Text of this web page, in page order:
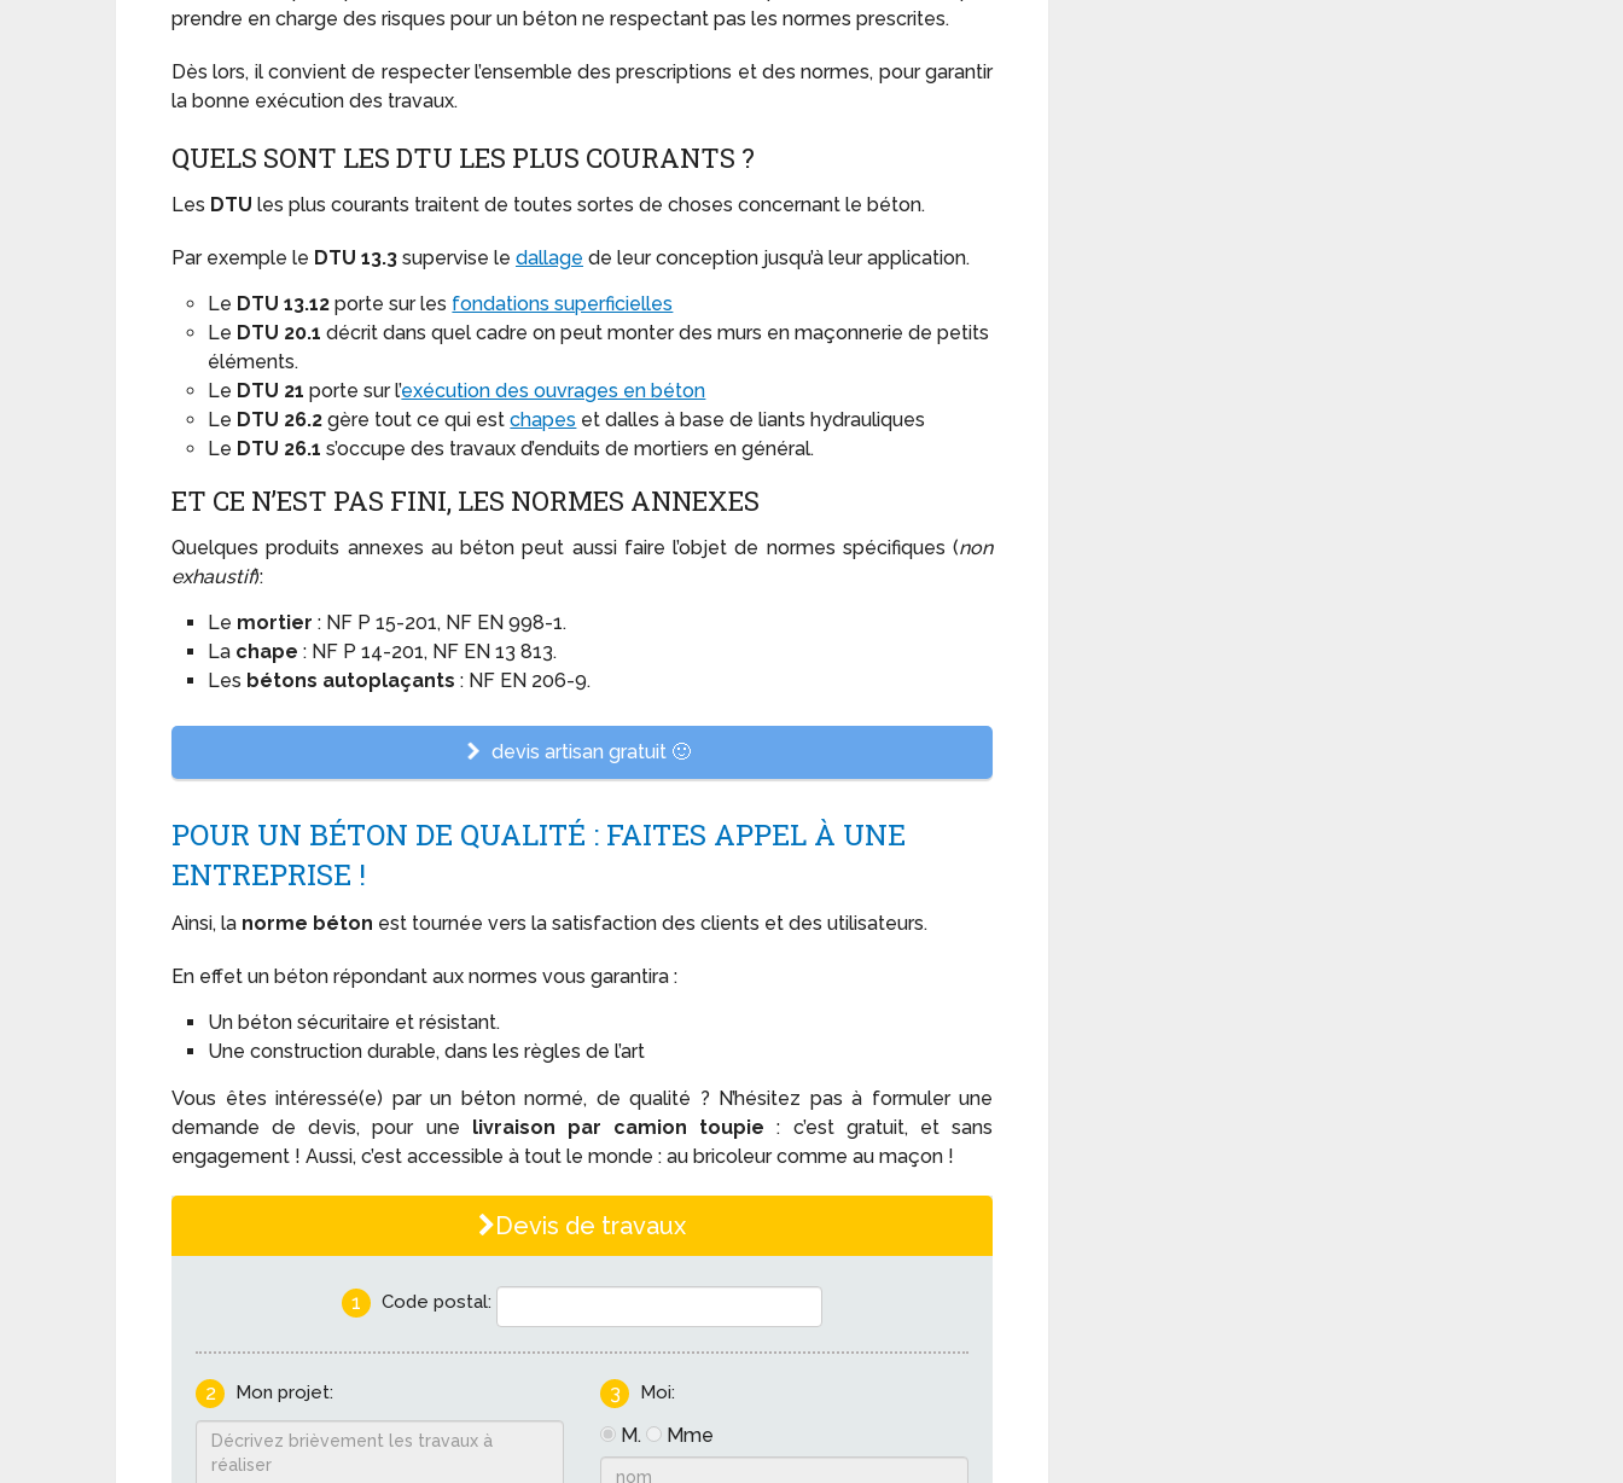
prendre en charge des risques pour un béton ne respectant pas les normes prescrites.
Dès lors, il convient de respecter l’ensemble des prescriptions et des normes, pour garantir
la bonne exécution des travaux.
QUELS SONT LES DTU LES PLUS COURANTS ?
Les DTU les plus courants traitent de toutes sortes de choses concernant le béton.
Par exemple le DTU 13.3 supervise le dallage de leur conception jusqu’à leur application.
Le DTU 13.12 porte sur les fondations superficielles
Le DTU 20.1 décrit dans quel cadre on peut monter des murs en maçonnerie de petits
éléments.
Le DTU 21 porte sur l’exécution des ouvrages en béton
Le DTU 26.2 gère tout ce qui estchapes et dalles à base de liants hydrauliques
Le DTU 26.1 s’occupe des travaux d’enduits de mortiers en général.
ET CE N’EST PAS FINI, LES NORMES ANNEXES
Quelques produits annexes au béton peut aussi faire l’objet de normes spécifiques (non
exhaustif):
Le mortier : NF P 15-201, NF EN 998-1.
La chape: NF P 14-201, NF EN 13 813.
Les bétons autoplaçants : NF EN 206-9.
devis artisan gratuit 🙂
POUR UN BÉTON DE QUALITÉ : FAITES APPEL À UNE
ENTREPRISE !
Ainsi, la norme béton est tournée vers la satisfaction des clients et des utilisateurs.
En effet un béton répondant aux normes vous garantira :
Un béton sécuritaire et résistant.
Une construction durable, dans les règles de l’art
Vous êtes intéressé(e) par un béton normé, de qualité ? N’hésitez pas à formuler une
demande de devis, pour une livraison par camion toupie : c’est gratuit, et sans
engagement ! Aussi, c’est accessible à tout le monde : au bricoleur comme au maçon !
Devis de travaux
1 Code postal:
2 Mon projet: 3 Moi:
M. Mme